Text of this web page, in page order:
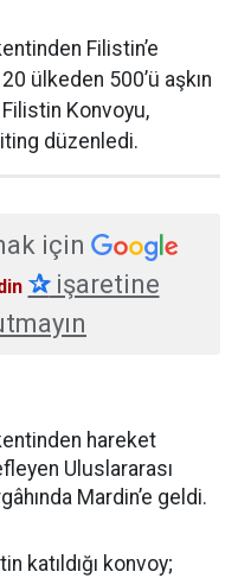
Filistin’e
ülkeden 500’ü aşkın
Filistin Konvoyu,
düzenledi.
için
✰işaretine
hareket
Uluslararası
Mardin’e geldi.
katıldığı konvoy;